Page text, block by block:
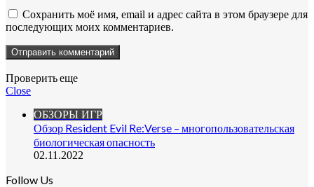
Сохранить моё имя, email и адрес сайта в этом браузере для
последующих моих комментариев.
Проверить еще
Close
ОБЗОРЫ ИГР
Обзор Resident Evil Re:Verse – многопользовательская
биологическая опасность
02.11.2022
Follow Us